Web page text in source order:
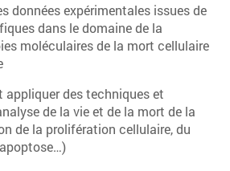
données expérimentales issues de
dans le domaine de la
moléculaires de la mort cellulaire
appliquer des techniques et
de la vie et de la mort de la
de la prolifération cellulaire, du